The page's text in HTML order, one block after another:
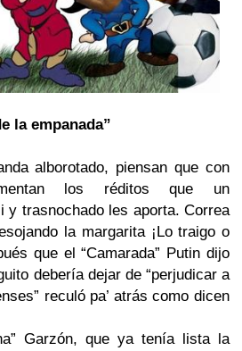
la empanada”
alborotado, piensan que con
los réditos que un
y trasnochado les aporta. Correa
la margarita ¡Lo traigo o
que el “Camarada” Putin dijo
debería dejar de “perjudicar a
reculó pa’ atrás como dicen
Garzón, que ya tenía lista la